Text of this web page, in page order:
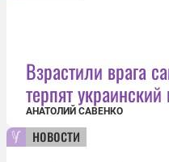
Взрастили врага
терпят
АНАТОЛИЙ САВЕНКО
новости